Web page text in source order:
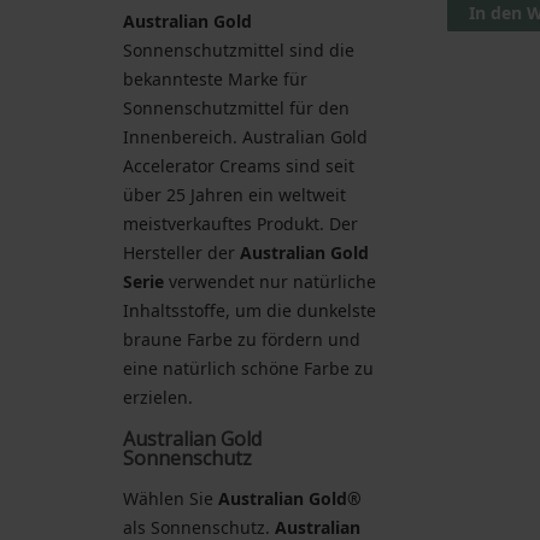
In den
Australian Gold
Sonnenschutzmittel sind die
bekannteste Marke für
Sonnenschutzmittel für den
Innenbereich. Australian Gold
Accelerator Creams sind seit
über 25 Jahren ein weltweit
meistverkauftes Produkt. Der
Hersteller der Australian Gold
Serie verwendet nur natürliche
Inhaltsstoffe, um die dunkelste
braune Farbe zu fördern und
eine natürlich schöne Farbe zu
erzielen.
Australian Gold
Sonnenschutz
Wählen Sie Australian Gold®
als Sonnenschutz. Australian